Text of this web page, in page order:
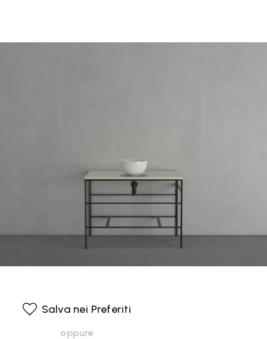
Salva nei Preferiti
oppure